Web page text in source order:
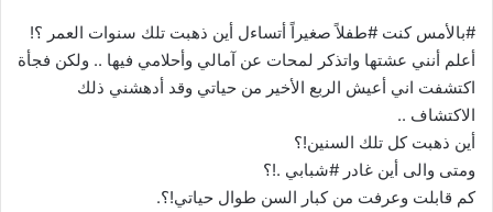
#بالأمس كنت #طفلاً صغيراً أتساءل أين ذهبت تلك سنوات العمر ؟!
أعلم أنني عشتها واتذكر لمحات عن آمالي وأحلامي فيها .. ولكن فجأة
اكتشفت اني أعيش الربع الأخير من حياتي وقد أدهشني ذلك
الاكتشاف ..
أين ذهبت كل تلك السنين!؟
ومتى والى أين غادر #شبابي .!؟
كم قابلت وعرفت من كبار السن طوال حياتي!؟.